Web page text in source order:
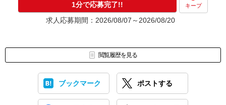
1分で応募完了!! キープ
求人応募期間：2026/08/07～2026/08/20
閲覧履歴を見る
ブックマーク ポストする